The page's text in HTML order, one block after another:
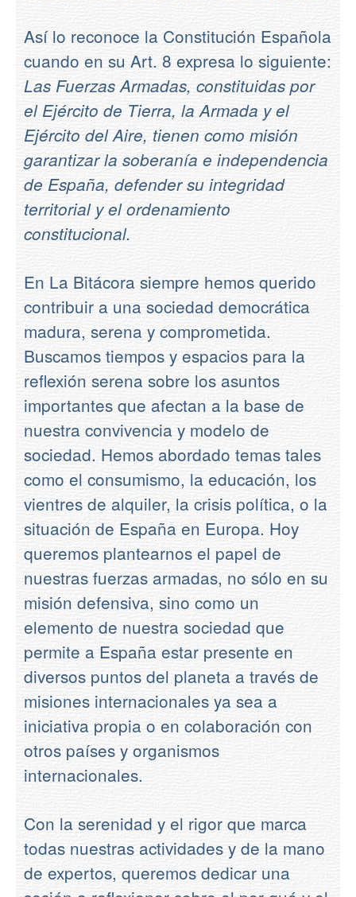
Así lo reconoce la Constitución Española
cuando en su Art. 8 expresa lo siguiente:
Las Fuerzas Armadas, constituidas por
el Ejército de Tierra, la Armada y el
Ejército del Aire, tienen como misión
garantizar la soberanía e independencia
de España, defender su integridad
territorial y el ordenamiento
constitucional.
En La Bitácora siempre hemos querido
contribuir a una sociedad democrática
madura, serena y comprometida.
Buscamos tiempos y espacios para la
reflexión serena sobre los asuntos
importantes que afectan a la base de
nuestra convivencia y modelo de
sociedad. Hemos abordado temas tales
como el consumismo, la educación, los
vientres de alquiler, la crisis política, o la
situación de España en Europa. Hoy
queremos plantearnos el papel de
nuestras fuerzas armadas, no sólo en su
misión defensiva, sino como un
elemento de nuestra sociedad que
permite a España estar presente en
diversos puntos del planeta a través de
misiones internacionales ya sea a
iniciativa propia o en colaboración con
otros países y organismos
internacionales.
Con la serenidad y el rigor que marca
todas nuestras actividades y de la mano
de expertos, queremos dedicar una